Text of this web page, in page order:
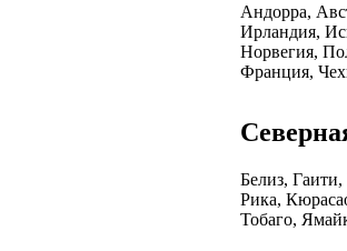
Андорра,
Ирландия,
Норвегия,
Франция,
Белиз,
Рика,
Тобаго,